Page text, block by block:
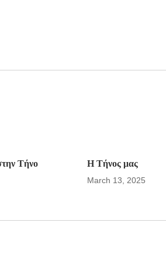
Τήνο Η Τήνος μας
March 13, 2025